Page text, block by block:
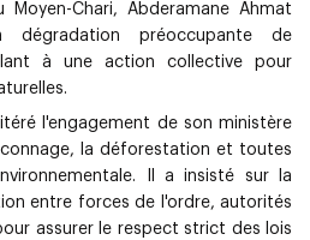
Chari, Abderamane Ahmat
préoccupante de
à une action collective pour
l'engagement de son ministère
la déforestation et toutes
Il a insisté sur la
entre forces de l'ordre, autorités
assurer le respect strict des lois